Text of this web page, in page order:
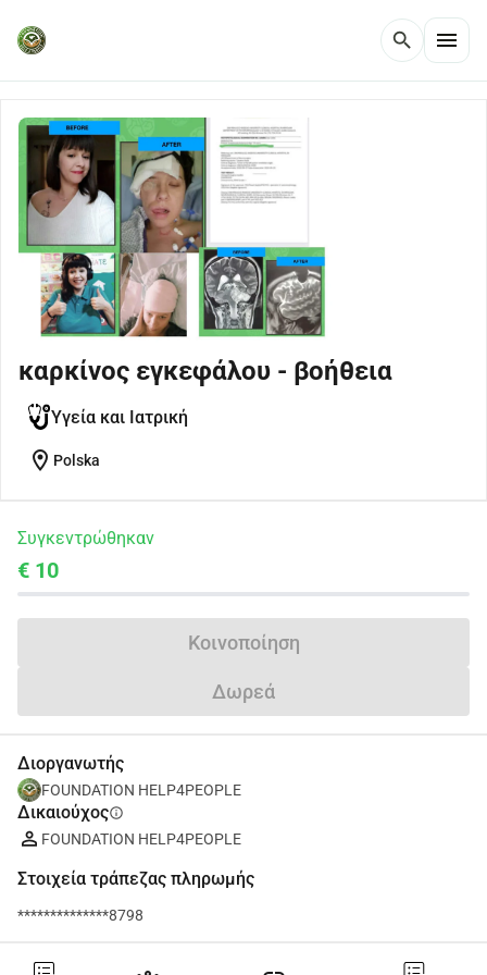
search menu
καρκίνος εγκεφάλου - βοήθεια
Υγεία και Ιατρική
location_on Polska
Συγκεντρώθηκαν
€ 10
Κοινοποίηση
Δωρεά
Διοργανωτής
FOUNDATION HELP4PEOPLE
Δικαιούχοςinfo
FOUNDATION HELP4PEOPLE
Στοιχεία τράπεζας πληρωμής
**************8798